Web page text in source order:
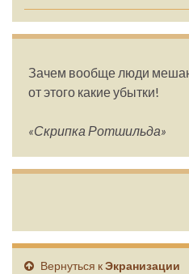
Зачем вообще люди
от этого какие убытки!
«Скрипка Ротшильда»
Вернуться кЭкранизации